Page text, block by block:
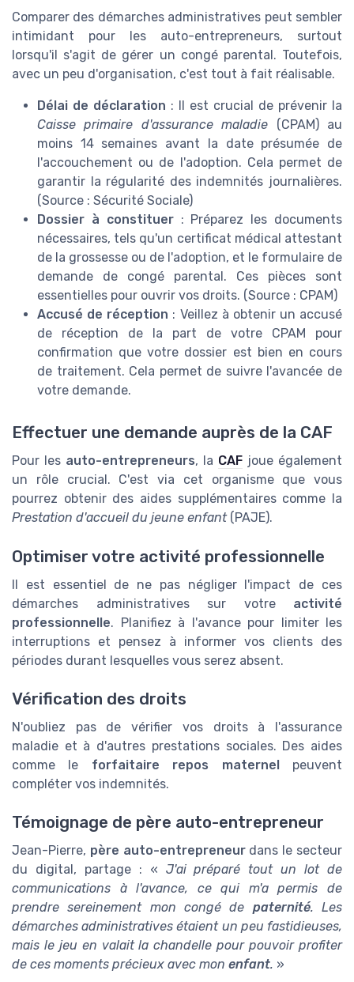
Comparer des démarches administratives peut sembler
intimidant pour les auto-entrepreneurs, surtout
lorsqu'il s'agit de gérer un congé parental. Toutefois,
avec un peu d'organisation, c'est tout à fait réalisable.
Délai de déclaration : Il est crucial de prévenir la
Caisse primaire d'assurance maladie (CPAM) au
moins 14 semaines avant la date présumée de
l'accouchement ou de l'adoption. Cela permet de
garantir la régularité des indemnités journalières.
(Source : Sécurité Sociale)
Dossier à constituer: Préparez les documents
nécessaires, tels qu'un certificat médical attestant
de la grossesse ou de l'adoption, et le formulaire de
demande de congé parental. Ces pièces sont
essentielles pour ouvrir vos droits. (Source : CPAM)
Accusé de réception : Veillez à obtenir un accusé
de réception de la part de votre CPAM pour
confirmation que votre dossier est bien en cours
de traitement. Cela permet de suivre l'avancée de
votre demande.
Effectuer une demande auprès de la CAF
Pour les auto-entrepreneurs, la CAF joue également
un rôle crucial. C'est via cet organisme que vous
pourrez obtenir des aides supplémentaires comme la
Prestation d'accueil du jeune enfant(PAJE).
Optimiser votre activité professionnelle
Il est essentiel de ne pas négliger l'impact de ces
démarches administratives sur votre activité
professionnelle. Planifiez à l'avance pour limiter les
interruptions et pensez à informer vos clients des
périodes durant lesquelles vous serez absent.
Vérification des droits
N'oubliez pas de vérifier vos droits à l'assurance
maladie et à d'autres prestations sociales. Des aides
comme le forfaitaire repos maternelpeuvent
compléter vos indemnités.
Témoignage de père auto-entrepreneur
Jean-Pierre, père auto-entrepreneurdans le secteur
du digital, partage : « J'ai préparé tout un lot de
communications à l'avance, ce qui m'a permis de
prendre sereinement mon congé de paternité. Les
démarches administratives étaient un peu fastidieuses,
mais le jeu en valait la chandelle pour pouvoir profiter
de ces moments précieux avec mon enfant. »